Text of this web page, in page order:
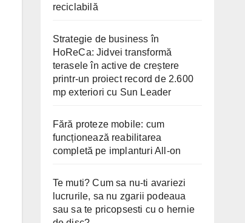
reciclabilă
Strategie de business în
HoReCa: Jidvei transformă
terasele în active de creștere
printr-un proiect record de 2.600
mp exteriori cu Sun Leader
Fără proteze mobile: cum
funcționează reabilitarea
completă pe implanturi All-on
Te muti? Cum sa nu-ti avariezi
lucrurile, sa nu zgarii podeaua
sau sa te pricopsesti cu o hernie